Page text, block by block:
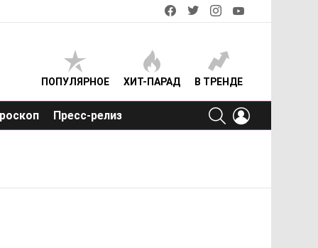
facebooktwitterinstagram
ПОПУЛЯРНОЕ ХИТ-ПАРАД В ТРЕНДЕ
Пресс-релиз
SEARCH